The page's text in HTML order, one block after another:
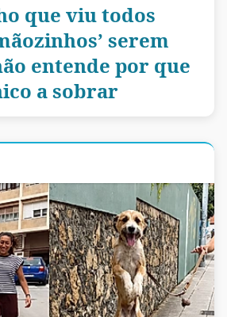
que viu todos
serem
entende por que
a sobrar